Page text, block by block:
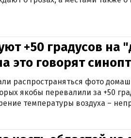
+50 градусов на
это говорят
распространяться фото
якобы перевалили за +50
температуры воздуха –